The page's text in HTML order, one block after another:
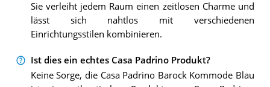
Sie verleiht jedem Raum einen zeitlosen Charme und
lässt sich nahtlos mit verschiedenen
Einrichtungsstilen kombinieren.
Ist dies ein echtes Casa Padrino Produkt?
Keine Sorge, die Casa Padrino Barock Kommode Blau